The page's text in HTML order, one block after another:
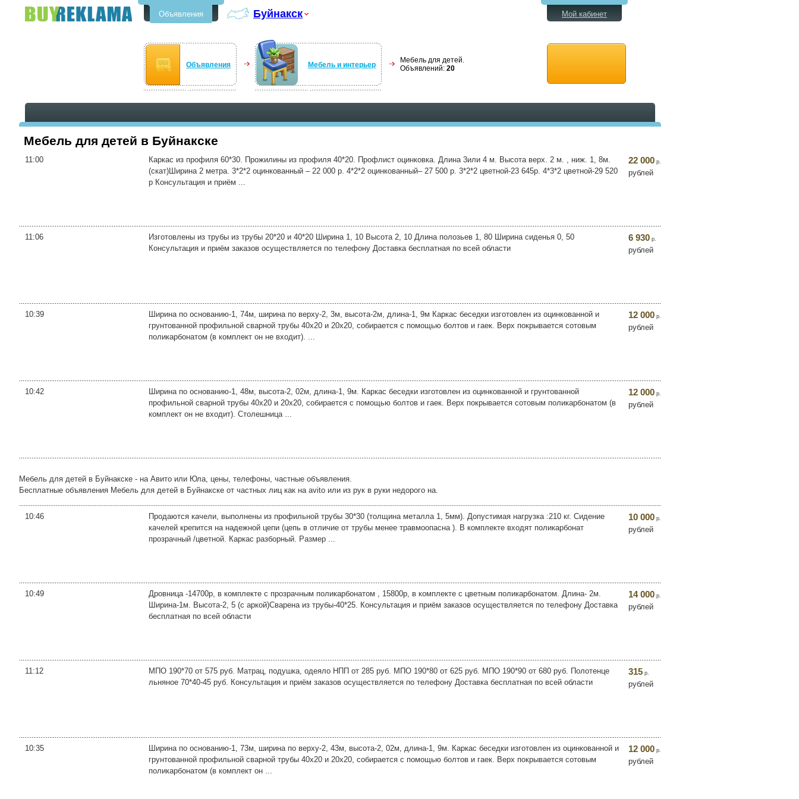
Объявления Буйнакск
Объявления Мебель и интерьер
Мебель для детей.
Объявлений: 20
Мой кабинет
Мебель для детей в Буйнакске
11:00
Каркас из профиля 60*30. Прожилины из профиля 40*20. Профлист оцинковка. Длина 3или 4 м. Высота верх. 2 м. , ниж. 1, 8м.
(скат)Ширина 2 метра. 3*2*2 оцинкованный – 22 000 р. 4*2*2 оцинкованный– 27 500 р. 3*2*2 цветной-23 645р. 4*3*2 цветной-29 520
р Консультация и приём ...
22 000 р.
рублей
11:06
Изготовлены из трубы из трубы 20*20 и 40*20 Ширина 1, 10 Высота 2, 10 Длина полозьев 1, 80 Ширина сиденья 0, 50
Консультация и приём заказов осуществляется по телефону Доставка бесплатная по всей области
6 930 р.
рублей
10:39
Ширина по основанию-1, 74м, ширина по верху-2, 3м, высота-2м, длина-1, 9м Каркас беседки изготовлен из оцинкованной и
грунтованной профильной сварной трубы 40х20 и 20х20, собирается с помощью болтов и гаек. Верх покрывается сотовым
поликарбонатом (в комплект он не входит). ...
12 000 р.
рублей
10:42
Ширина по основанию-1, 48м, высота-2, 02м, длина-1, 9м. Каркас беседки изготовлен из оцинкованной и грунтованной
профильной сварной трубы 40х20 и 20х20, собирается с помощью болтов и гаек. Верх покрывается сотовым поликарбонатом (в
комплект он не входит). Столешница ...
12 000 р.
рублей
Мебель для детей в Буйнакске - на Авито или Юла, цены, телефоны, частные объявления.
Бесплатные объявления Мебель для детей в Буйнакске от частных лиц как на avito или из рук в руки недорого на.
10:46
Продаются качели, выполнены из профильной трубы 30*30 (толщина металла 1, 5мм). Допустимая нагрузка :210 кг. Сидение
качелей крепится на надежной цепи (цепь в отличие от трубы менее травмоопасна ). В комплекте входят поликарбонат
прозрачный /цветной. Каркас разборный. Размер ...
10 000 р.
рублей
10:49
Дровница -14700р, в комплекте с прозрачным поликарбонатом , 15800р, в комплекте с цветным поликарбонатом. Длина- 2м.
Ширина-1м. Высота-2, 5 (с аркой)Сварена из трубы-40*25. Консультация и приём заказов осуществляется по телефону Доставка
бесплатная по всей области
14 000 р.
рублей
11:12
МПО 190*70 от 575 руб. Матрац, подушка, одеяло НПП от 285 руб. МПО 190*80 от 625 руб. МПО 190*90 от 680 руб. Полотенце
льняное 70*40-45 руб. Консультация и приём заказов осуществляется по телефону Доставка бесплатная по всей области
315 р.
рублей
10:35
Ширина по основанию-1, 73м, ширина по верху-2, 43м, высота-2, 02м, длина-1, 9м. Каркас беседки изготовлен из оцинкованной и
грунтованной профильной сварной трубы 40х20 и 20х20, собирается с помощью болтов и гаек. Верх покрывается сотовым
поликарбонатом (в комплект он ...
12 000 р.
рублей